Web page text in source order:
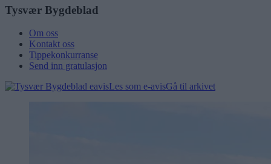
Tysvær Bygdeblad
Om oss
Kontakt oss
Tippekonkurranse
Send inn gratulasjon
Les som e-avisGå til arkivet